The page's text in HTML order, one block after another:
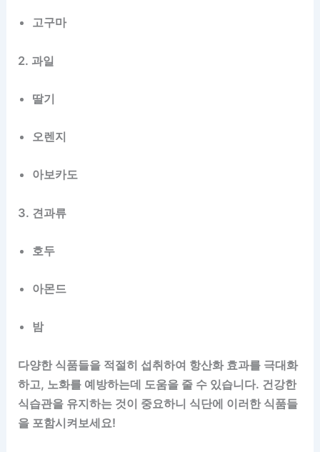
고구마
2. 과일
딸기
오렌지
아보카도
3. 견과류
호두
아몬드
밤
다양한 식품들을 적절히 섭취하여 항산화 효과를 극대화
하고, 노화를 예방하는데 도움을 줄 수 있습니다. 건강한
식습관을 유지하는 것이 중요하니 식단에 이러한 식품들
을 포함시켜보세요!